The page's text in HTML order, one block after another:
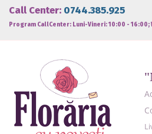
Call Center: 0744.385.925
Program CallCenter: Luni-Vineri: 10:00 - 16:00;